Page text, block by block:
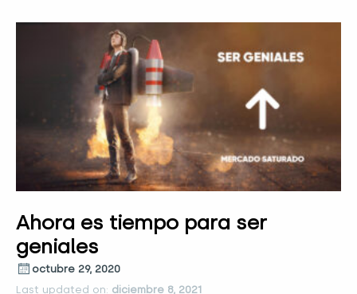
Ahora es tiempo para ser
geniales
octubre 29, 2020
Last updated on: diciembre 8, 2021